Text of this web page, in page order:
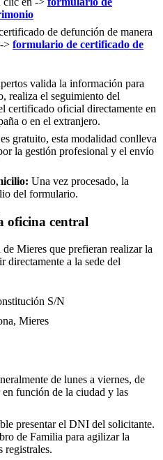
de defunción de manera
> formulario de certificado de
valida la información para
realiza el seguimiento del
certificado oficial directamente en
o en el extranjero.
gratuito, esta modalidad conlleva
la gestión profesional y el envío
Una vez procesado, la
del formulario.
oficina central
Mieres que prefieran realizar la
directamente a la sede del
S/N
Mieres
de lunes a viernes, de
función de la ciudad y las
presentar el DNI del solicitante.
de Familia para agilizar la
registrales.